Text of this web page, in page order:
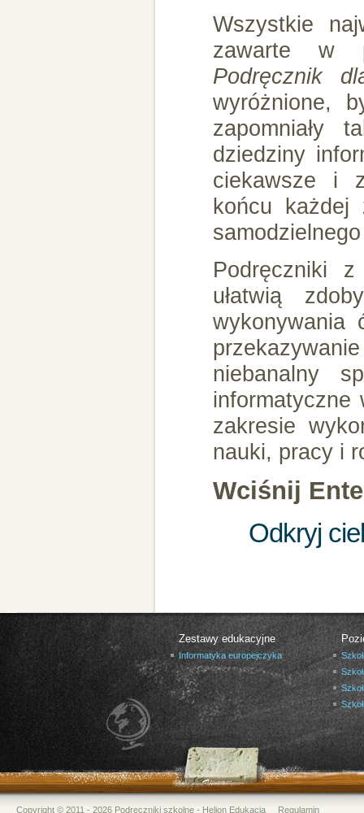
Wszystkie
zawarte w
Podręcznik
wyróżnione,
zapomniały
dziedziny
ciekawsze i
końcu
Podręczniki
ułatwią
wykonywania
niebanalny
informatyczne
zakresie
nauki, pracy i
Wciśnij
Odkryj
Zestawy edukacyjne
Informatyka europejczyka
Copyright © 2011 - 2026 Podręczniki szkolne - Helion Edukacja Regulamin